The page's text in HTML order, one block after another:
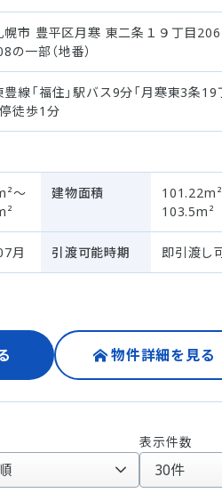
幌市 豊平区月寒 東二条１９丁目
の一部（地番）
線「福住」駅バス9分「月寒東3条19
徒歩1分
～
建物面積
103.5m²
月 引渡可能時期 即引渡し
物件詳細を見る
表示件数